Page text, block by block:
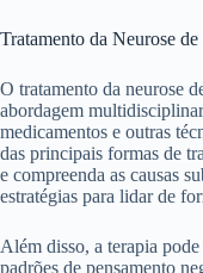
Tratamento da Neurose de
O tratamento da neurose
abordagem
medicamentos e outras
das principais formas de
e compreenda as causas
estratégias para lidar de
Além disso, a terapia
padrões de pensamento